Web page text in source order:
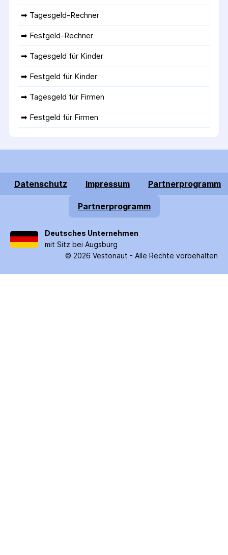
➡ Tagesgeld-Rechner
➡ Festgeld-Rechner
➡ Tagesgeld für Kinder
➡ Festgeld für Kinder
➡ Tagesgeld für Firmen
➡ Festgeld für Firmen
Datenschutz Impressum Partnerprogramm
Partnerprogramm
Deutsches Unternehmen
mit Sitz bei Augsburg
© 2026 Vestonaut - Alle Rechte vorbehalten